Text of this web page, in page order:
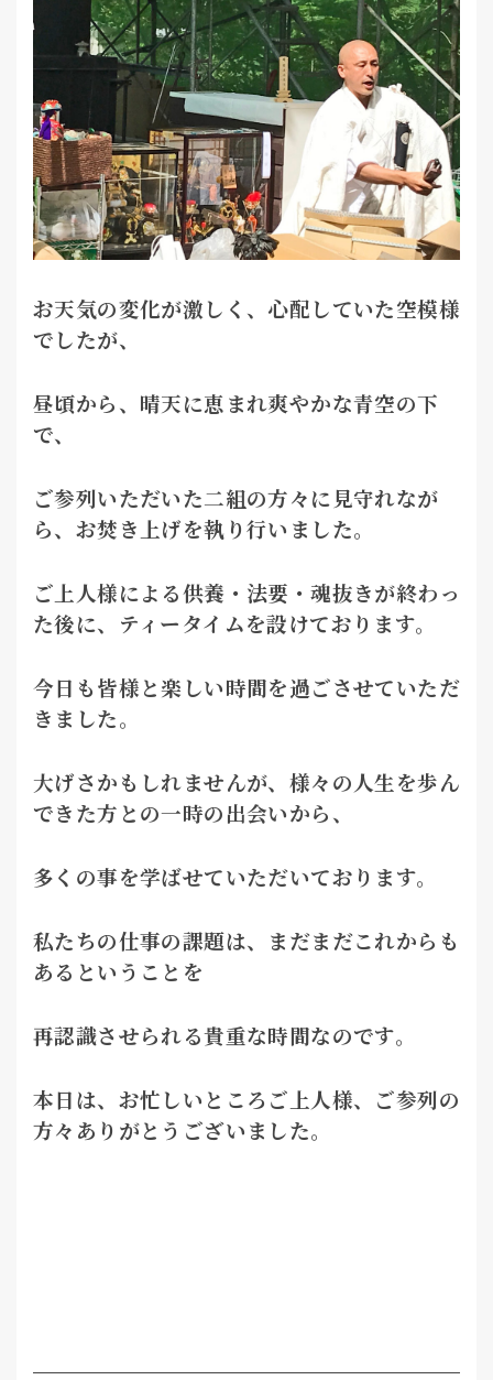
お天気の変化が激しく、心配していた空模様
でしたが、
昼頃から、晴天に恵まれ爽やかな青空の下
で、
ご参列いただいた二組の方々に見守れなが
ら、お焚き上げを執り行いました。
ご上人様による供養・法要・魂抜きが終わっ
た後に、ティータイムを設けております。
今日も皆様と楽しい時間を過ごさせていただ
きました。
大げさかもしれませんが、様々の人生を歩ん
できた方との一時の出会いから、
多くの事を学ばせていただいております。
私たちの仕事の課題は、まだまだこれからも
あるということを
再認識させられる貴重な時間なのです。
本日は、お忙しいところご上人様、ご参列の
方々ありがとうございました。